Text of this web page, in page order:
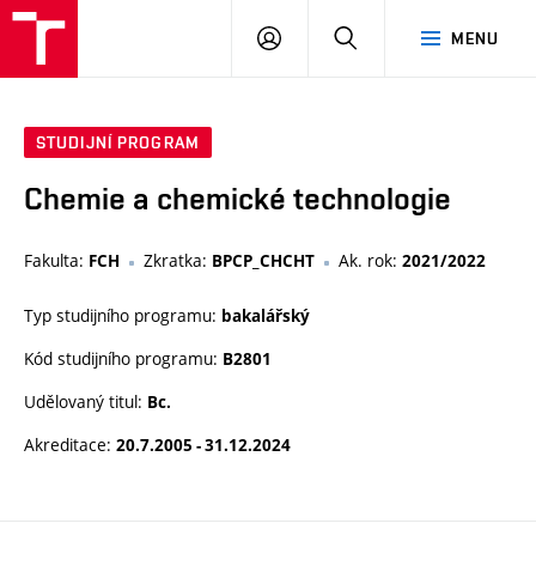
MENU
PŘIHLÁSIT
STUDIJNÍ PROGRAM
Chemie a chemické technologie
Fakulta: FCH Zkratka: BPCP_CHCHT Ak. rok: 2021/2022
Typ studijního programu: bakalářský
Kód studijního programu: B2801
Udělovaný titul: Bc.
Akreditace: 20.7.2005 - 31.12.2024